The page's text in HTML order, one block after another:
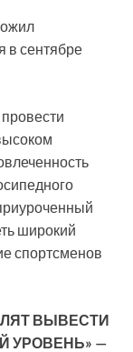
в сентябре
широкий
спортсменов
ВЫВЕСТИ
УРОВЕНЬ» —